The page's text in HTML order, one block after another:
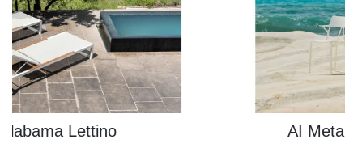
Alabama Lettino AI Metal